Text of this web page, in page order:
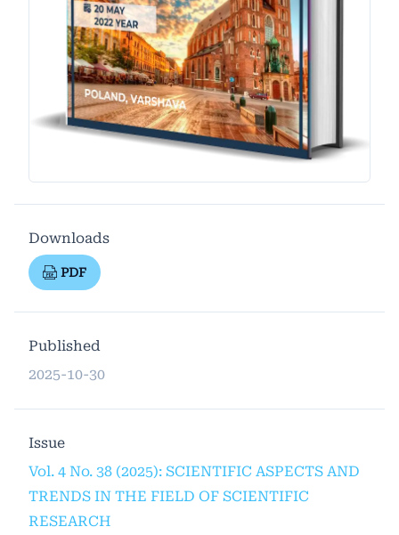
Downloads
PDF
Published
2025-10-30
Issue
Vol. 4 No. 38 (2025): SCIENTIFIC ASPECTS AND
TRENDS IN THE FIELD OF SCIENTIFIC
RESEARCH